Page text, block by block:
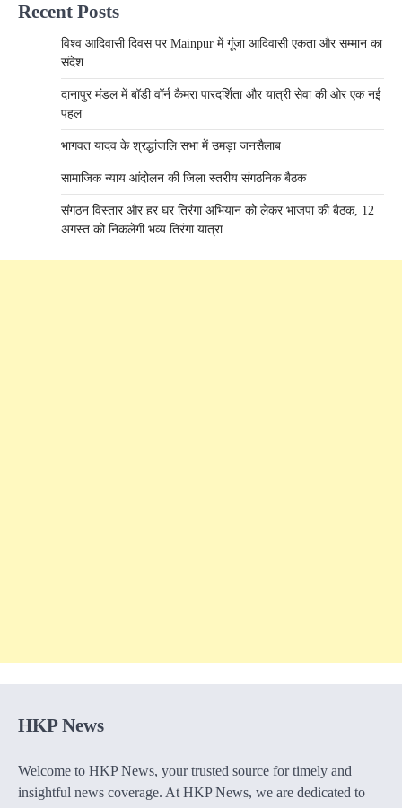
Recent Posts
विश्व आदिवासी दिवस पर Mainpur में गूंजा आदिवासी एकता और सम्मान का
संदेश
दानापुर मंडल में बॉडी वॉर्न कैमरा पारदर्शिता और यात्री सेवा की ओर एक नई
पहल
भागवत यादव के श्रद्धांजलि सभा में उमड़ा जनसैलाब
​सामाजिक न्याय आंदोलन की जिला स्तरीय संगठनिक बैठक
संगठन विस्तार और हर घर तिरंगा अभियान को लेकर भाजपा की बैठक, 12
अगस्त को निकलेगी भव्य तिरंगा यात्रा
HKP News
Welcome to HKP News, your trusted source for timely and
insightful news coverage. At HKP News, we are dedicated to